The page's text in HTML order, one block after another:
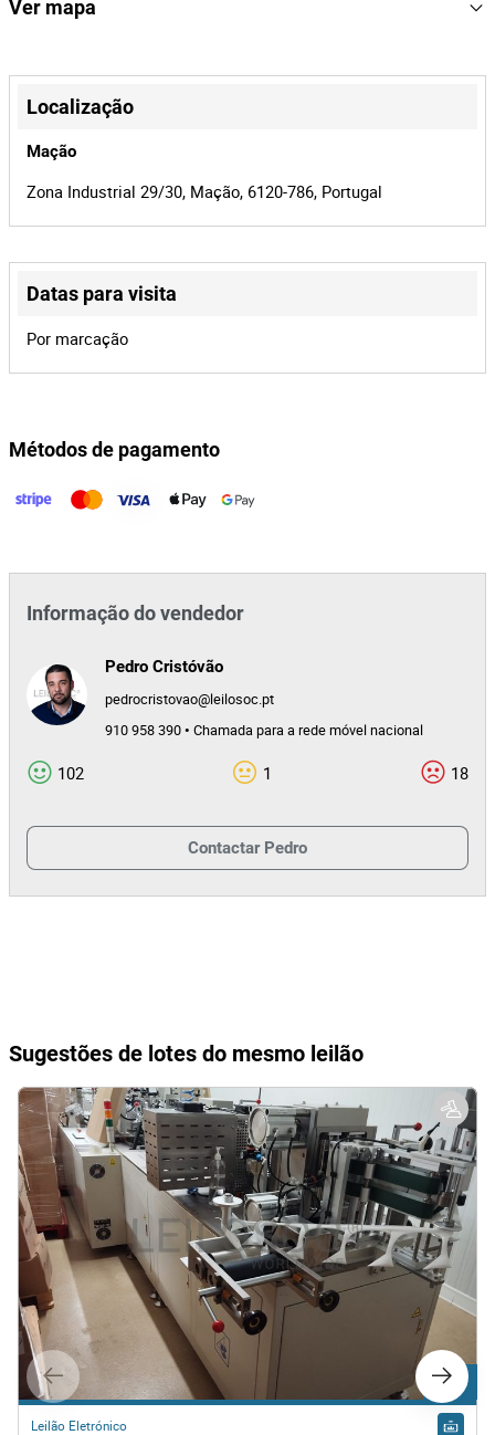
Entidade Armando Gonçalves & Filhos, Lda
Id do leilão
Id do lote
Ver mapa
+
−
Localização
Mação
Zona Industrial 29/30, Mação, 6120-786, Portugal
Datas para visita
Por marcação
Métodos de pagamento
Informação do vendedor
Pedro Cristóvão
pedrocristovao@leilosoc.pt
910 958 390 • Chamada para a rede móvel nacional
102 1 18
Contactar Pedro
Sugestões de lotes do mesmo leilão
Lote 8
Leilão Eletrónico